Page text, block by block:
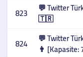
823 💬 Twitter
🇹🇷
824 💬 Twitter
👨